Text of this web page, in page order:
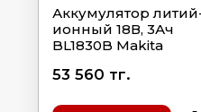
Аккумулятор
ионный 18В, 3Ач
BL1830B Makita
53 560 тг.